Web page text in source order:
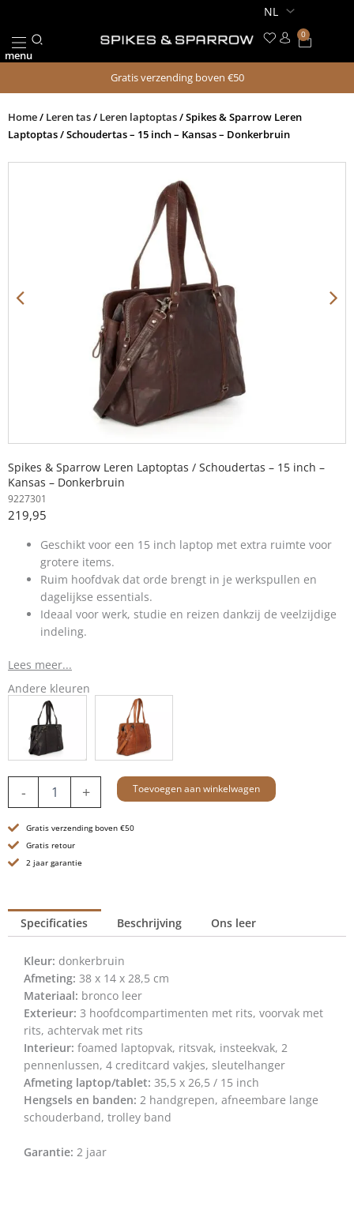
de
inhoud
menu
0
Gratis verzending boven €50
Home/ Leren tas/ Leren laptoptas/ Spikes & Sparrow Leren
Laptoptas / Schoudertas – 15 inch – Kansas – Donkerbruin
Spikes & Sparrow Leren Laptoptas / Schoudertas – 15 inch –
Kansas – Donkerbruin
9227301
219,95
Geschikt voor een 15 inch laptop met extra ruimte voor
grotere items.
Ruim hoofdvak dat orde brengt in je werkspullen en
dagelijkse essentials.
Ideaal voor werk, studie en reizen dankzij de veelzijdige
indeling.
Lees meer...
Andere kleuren
-
Laptoptas
Schoudertas
-
15
Kansas
Donkerbruin
aantal
+ Toevoegen aan winkelwagen
Gratis verzending boven €50
Gratis retour
2 jaar garantie
Specificaties Beschrijving Ons leer
Kleur: donkerbruin
Afmeting: 38 x 14 x 28,5 cm
Materiaal: bronco leer
Exterieur: 3 hoofdcompartimenten met rits, voorvak met
rits, achtervak met rits
Interieur: foamed laptopvak, ritsvak, insteekvak, 2
pennenlussen, 4 creditcard vakjes, sleutelhanger
Afmeting laptop/tablet: 35,5 x 26,5 / 15 inch
Hengsels en banden: 2 handgrepen, afneembare lange
schouderband, trolley band
Garantie: 2 jaar